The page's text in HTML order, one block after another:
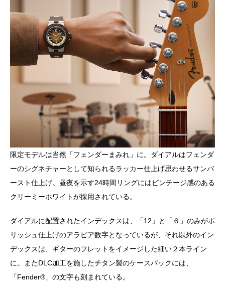
限定モデルは当然「フェンダーまみれ」に。ダイアルはフェンダ
ーのシグネチャーとして知られるラッカー仕上げ思わせるサンバ
ースト仕上げ。昼夜を示す24時間リングにはビンテージ感のある
クリーミーホワイトが採用されている。
ダイアルに配置されたインデックスは、「12」と「６」のみがポ
リッシュ仕上げのアラビア数字となっているが、それ以外のイン
デックスは、ギターのフレットをイメージした細い２本ライン
に。またDLC加工を施したチタン製のケースバックには、
「Fender®️」の文字も刻まれている。